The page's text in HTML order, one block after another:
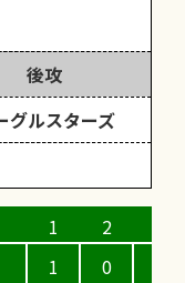
後攻
グルスターズ
1
0